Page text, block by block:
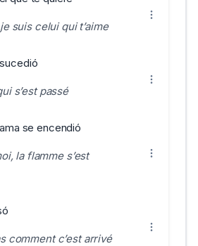
suis celui qui t’aime
s’est passé
se encendió
la flamme s’est
comment c’est arrivé